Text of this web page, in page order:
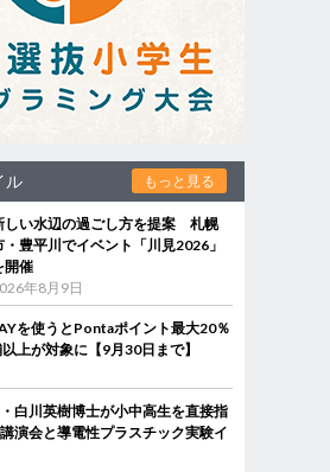
ル もっと見る
しい水辺の過ごし方を提案 札幌
・豊平川でイベント「川見2026」
開催
年8月9日
を使うとPontaポイント最大20％
上が対象に【9月30日まで】
白川英樹博士が小中高生を直接指
演会と導電性プラスチック実験イ